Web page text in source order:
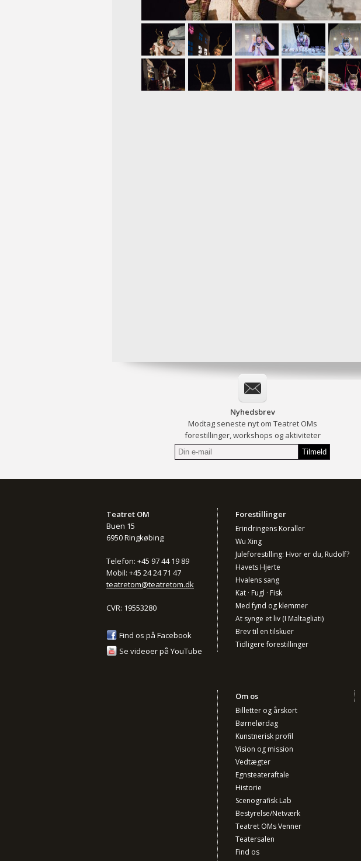
Nyhedsbrev
Modtag seneste nyt om Teatret OMs
forestillinger, workshops og aktiviteter
Teatret OM
Buen 15
6950 Ringkøbing
Telefon: +45 97 44 19 89
Mobil: +45 24 24 71 47
teatretom@teatretom.dk
CVR: 19553280
Find os på Facebook
Se videoer på YouTube
Forestillinger
Erindringens Koraller
Wu Xing
Juleforestilling: Hvor er du, Rudolf?
Havets Hjerte
Hvalens sang
Kat · Fugl · Fisk
Med fynd og klemmer
At synge et liv (I Maltagliati)
Brev til en tilskuer
Tidligere forestillinger
Om os
Billetter og årskort
Børnelørdag
Kunstnerisk profil
Vision og mission
Vedtægter
Egnsteateraftale
Historie
Scenografisk Lab
Bestyrelse/Netværk
Teatret OMs Venner
Teatersalen
Find os